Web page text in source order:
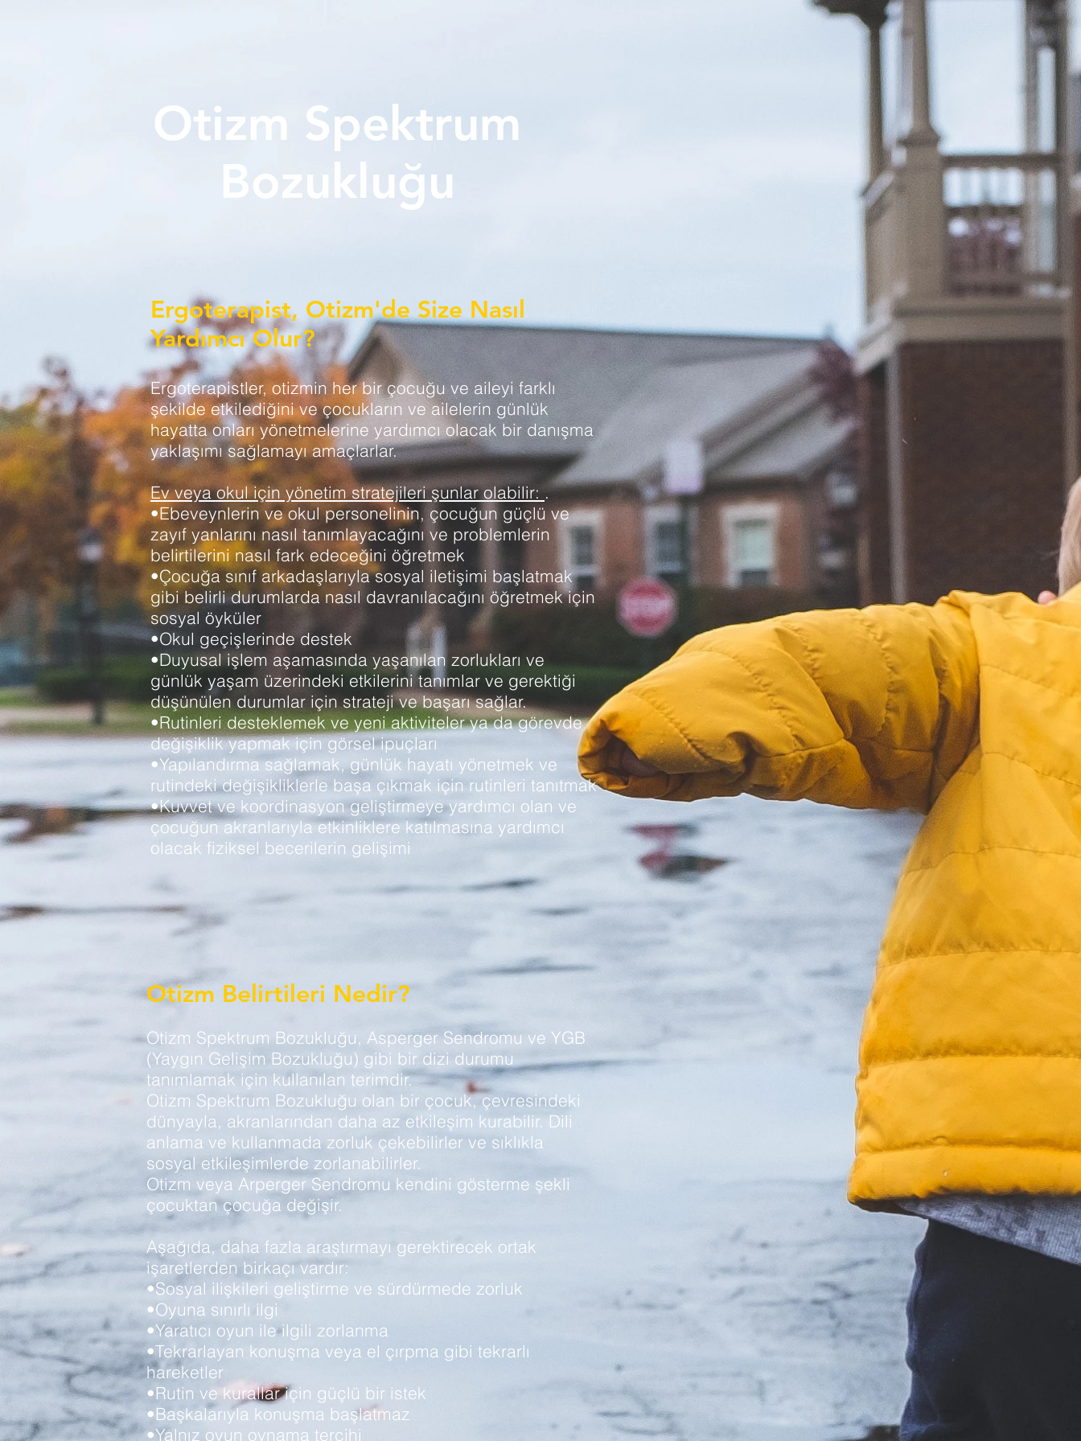
Otizm Spektrum
Bozukluğu
Ergoterapist, Otizm'de Size Nasıl
Yardımcı Olur?
Ergoterapistler, otizmin her bir çocuğu ve aileyi farklı
şekilde etkilediğini ve çocukların ve ailelerin günlük
hayatta onları yönetmelerine yardımcı olacak bir danışma
yaklaşımı sağlamayı amaçlarlar.
Ev veya okul için yönetim stratejileri şunlar olabilir:.
•Ebeveynlerin ve okul personelinin, çocuğun güçlü ve
zayıf yanlarını nasıl tanımlayacağını ve problemlerin
belirtilerini nasıl fark edeceğini öğretmek
•Çocuğa sınıf arkadaşlarıyla sosyal iletişimi başlatmak
gibi belirli durumlarda nasıl davranılacağını öğretmek için
sosyal öyküler
•Okul geçişlerinde destek
•Duyusal işlem aşamasında yaşanılan zorlukları ve
günlük yaşam üzerindeki etkilerini tanımlar ve gerektiği
düşünülen durumlar için strateji ve başarı sağlar.
•Rutinleri desteklemek ve yeni aktiviteler ya da görevde
değişiklik yapmak için görsel ipuçları
•Yapılandırma sağlamak, günlük hayatı yönetmek ve
rutindeki değişikliklerle başa çıkmak için rutinleri tanıtmak
•Kuvvet ve koordinasyon geliştirmeye yardımcı olan ve
çocuğun akranlarıyla etkinliklere katılmasına yardımcı
olacak fiziksel becerilerin gelişimi
Otizm Belirtileri Nedir?
Otizm Spektrum Bozukluğu, Asperger Sendromu ve YGB
(Yaygın Gelişim Bozukluğu) gibi bir dizi durumu
tanımlamak için kullanılan terimdir.
Otizm Spektrum Bozukluğu olan bir çocuk, çevresindeki
dünyayla, akranlarından daha az etkileşim kurabilir. Dili
anlama ve kullanmada zorluk çekebilirler ve sıklıkla
sosyal etkileşimlerde zorlanabilirler.
Otizm veya Arperger Sendromu kendini gösterme şekli
çocuktan çocuğa değişir.
Aşağıda, daha fazla araştırmayı gerektirecek ortak
işaretlerden birkaçı vardır:
•Sosyal ilişkileri geliştirme ve sürdürmede zorluk
•Oyuna sınırlı ilgi
•Yaratıcı oyun ile ilgili zorlanma
•Tekrarlayan konuşma veya el çırpma gibi tekrarlı
hareketler
•Rutin ve kurallar için güçlü bir istek
•Başkalarıyla konuşma başlatmaz
•Yalnız oyun oynama tercihi